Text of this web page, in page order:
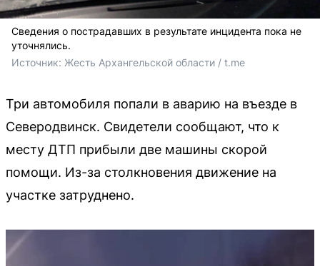
Сведения о пострадавших в результате инцидента пока не
уточнялись.
Источник: Жесть Архангельской области / t.me
Три автомобиля попали в аварию на въезде в
Северодвинск. Свидетели сообщают, что к
месту ДТП прибыли две машины скорой
помощи. Из-за столкновения движение на
участке затруднено.